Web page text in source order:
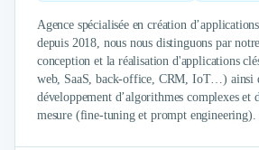
Solutions de Paiement
Fiscalité
UX & UI Design
Développement Web
Product Management
Internet of Things (IoT)
Agence spécialisée en création
depuis 2018, nous nous distinguons par
conception et la réalisation d'applications
web, SaaS, back-office, CRM, IoT…) ainsi
développement d’algorithmes complexes et
mesure (fine-tuning et prompt engineering).